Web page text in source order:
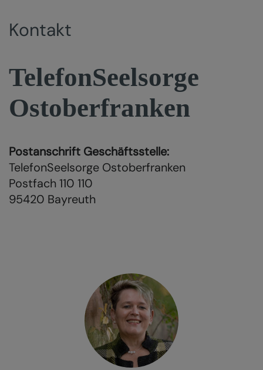
Kontakt
TelefonSeelsorge
Ostoberfranken
Postanschrift Geschäftsstelle:
TelefonSeelsorge Ostoberfranken
Postfach 110 110
95420 Bayreuth